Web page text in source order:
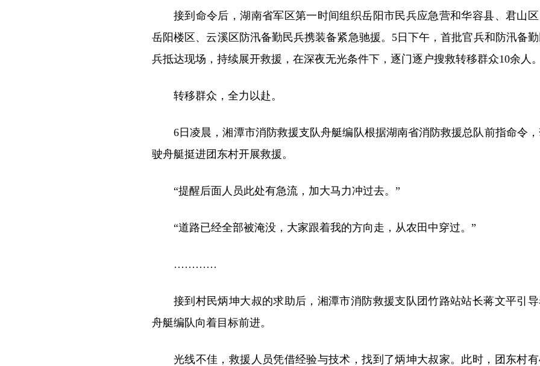
接到命令后，湖南省军区第一时间组织岳阳市民兵应急营和华容县、君山
岳阳楼区、云溪区防汛备勤民兵携装备紧急驰援。5日下午，首批官兵和防汛备
兵抵达现场，持续展开救援，在深夜无光条件下，逐门逐户搜救转移群众10余人
转移群众，全力以赴。
6日凌晨，湘潭市消防救援支队舟艇编队根据湖南省消防救援总队前指命令
驶舟艇挺进团东村开展救援。
“提醒后面人员此处有急流，加大马力冲过去。”
“道路已经全部被淹没，大家跟着我的方向走，从农田中穿过。”
…………
接到村民炳坤大叔的求助后，湘潭市消防救援支队团竹路站站长蒋文平引
舟艇编队向着目标前进。
光线不佳，救援人员凭借经验与技术，找到了炳坤大叔家。此时，团东村有